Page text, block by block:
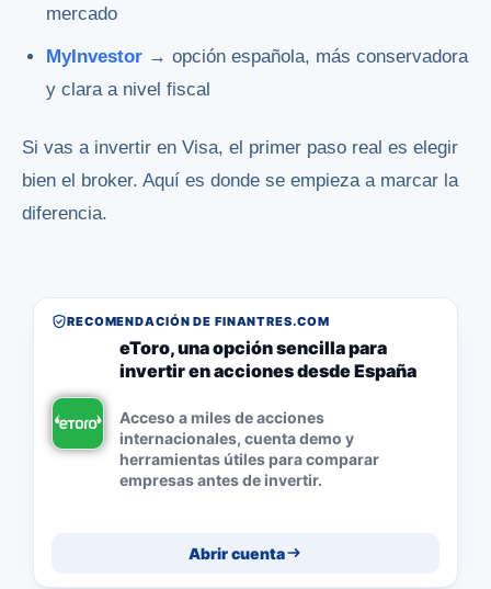
mercado
MyInvestor → opción española, más conservadora
y clara a nivel fiscal
Si vas a invertir en Visa, el primer paso real es elegir
bien el broker. Aquí es donde se empieza a marcar la
diferencia.
RECOMENDACIÓN DE FINANTRES.COM
eToro, una opción sencilla para
invertir en acciones desde España
Acceso a miles de acciones
internacionales, cuenta demo y
herramientas útiles para comparar
empresas antes de invertir.
Abrir cuenta